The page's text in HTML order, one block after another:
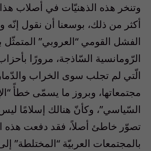
وتنخر هذه الذهنيّات في أصلاب
أكثر من ذلك، بوسعنا أن نقول
الفشل القومي “العروبي” المتمثّل
الرّومانسية السّاذجة، مرورًا
الّتي لم تجلب سوى الخراب
مجتمعاتها، وبروز ما يسمّى خطأً
السّياسي”، وكأنّ هنالك إسلامًا
تصوّر خاطئ أصلاً، فقد دفعت هذه
بالمجتمعات العربيّة “المختلطة”